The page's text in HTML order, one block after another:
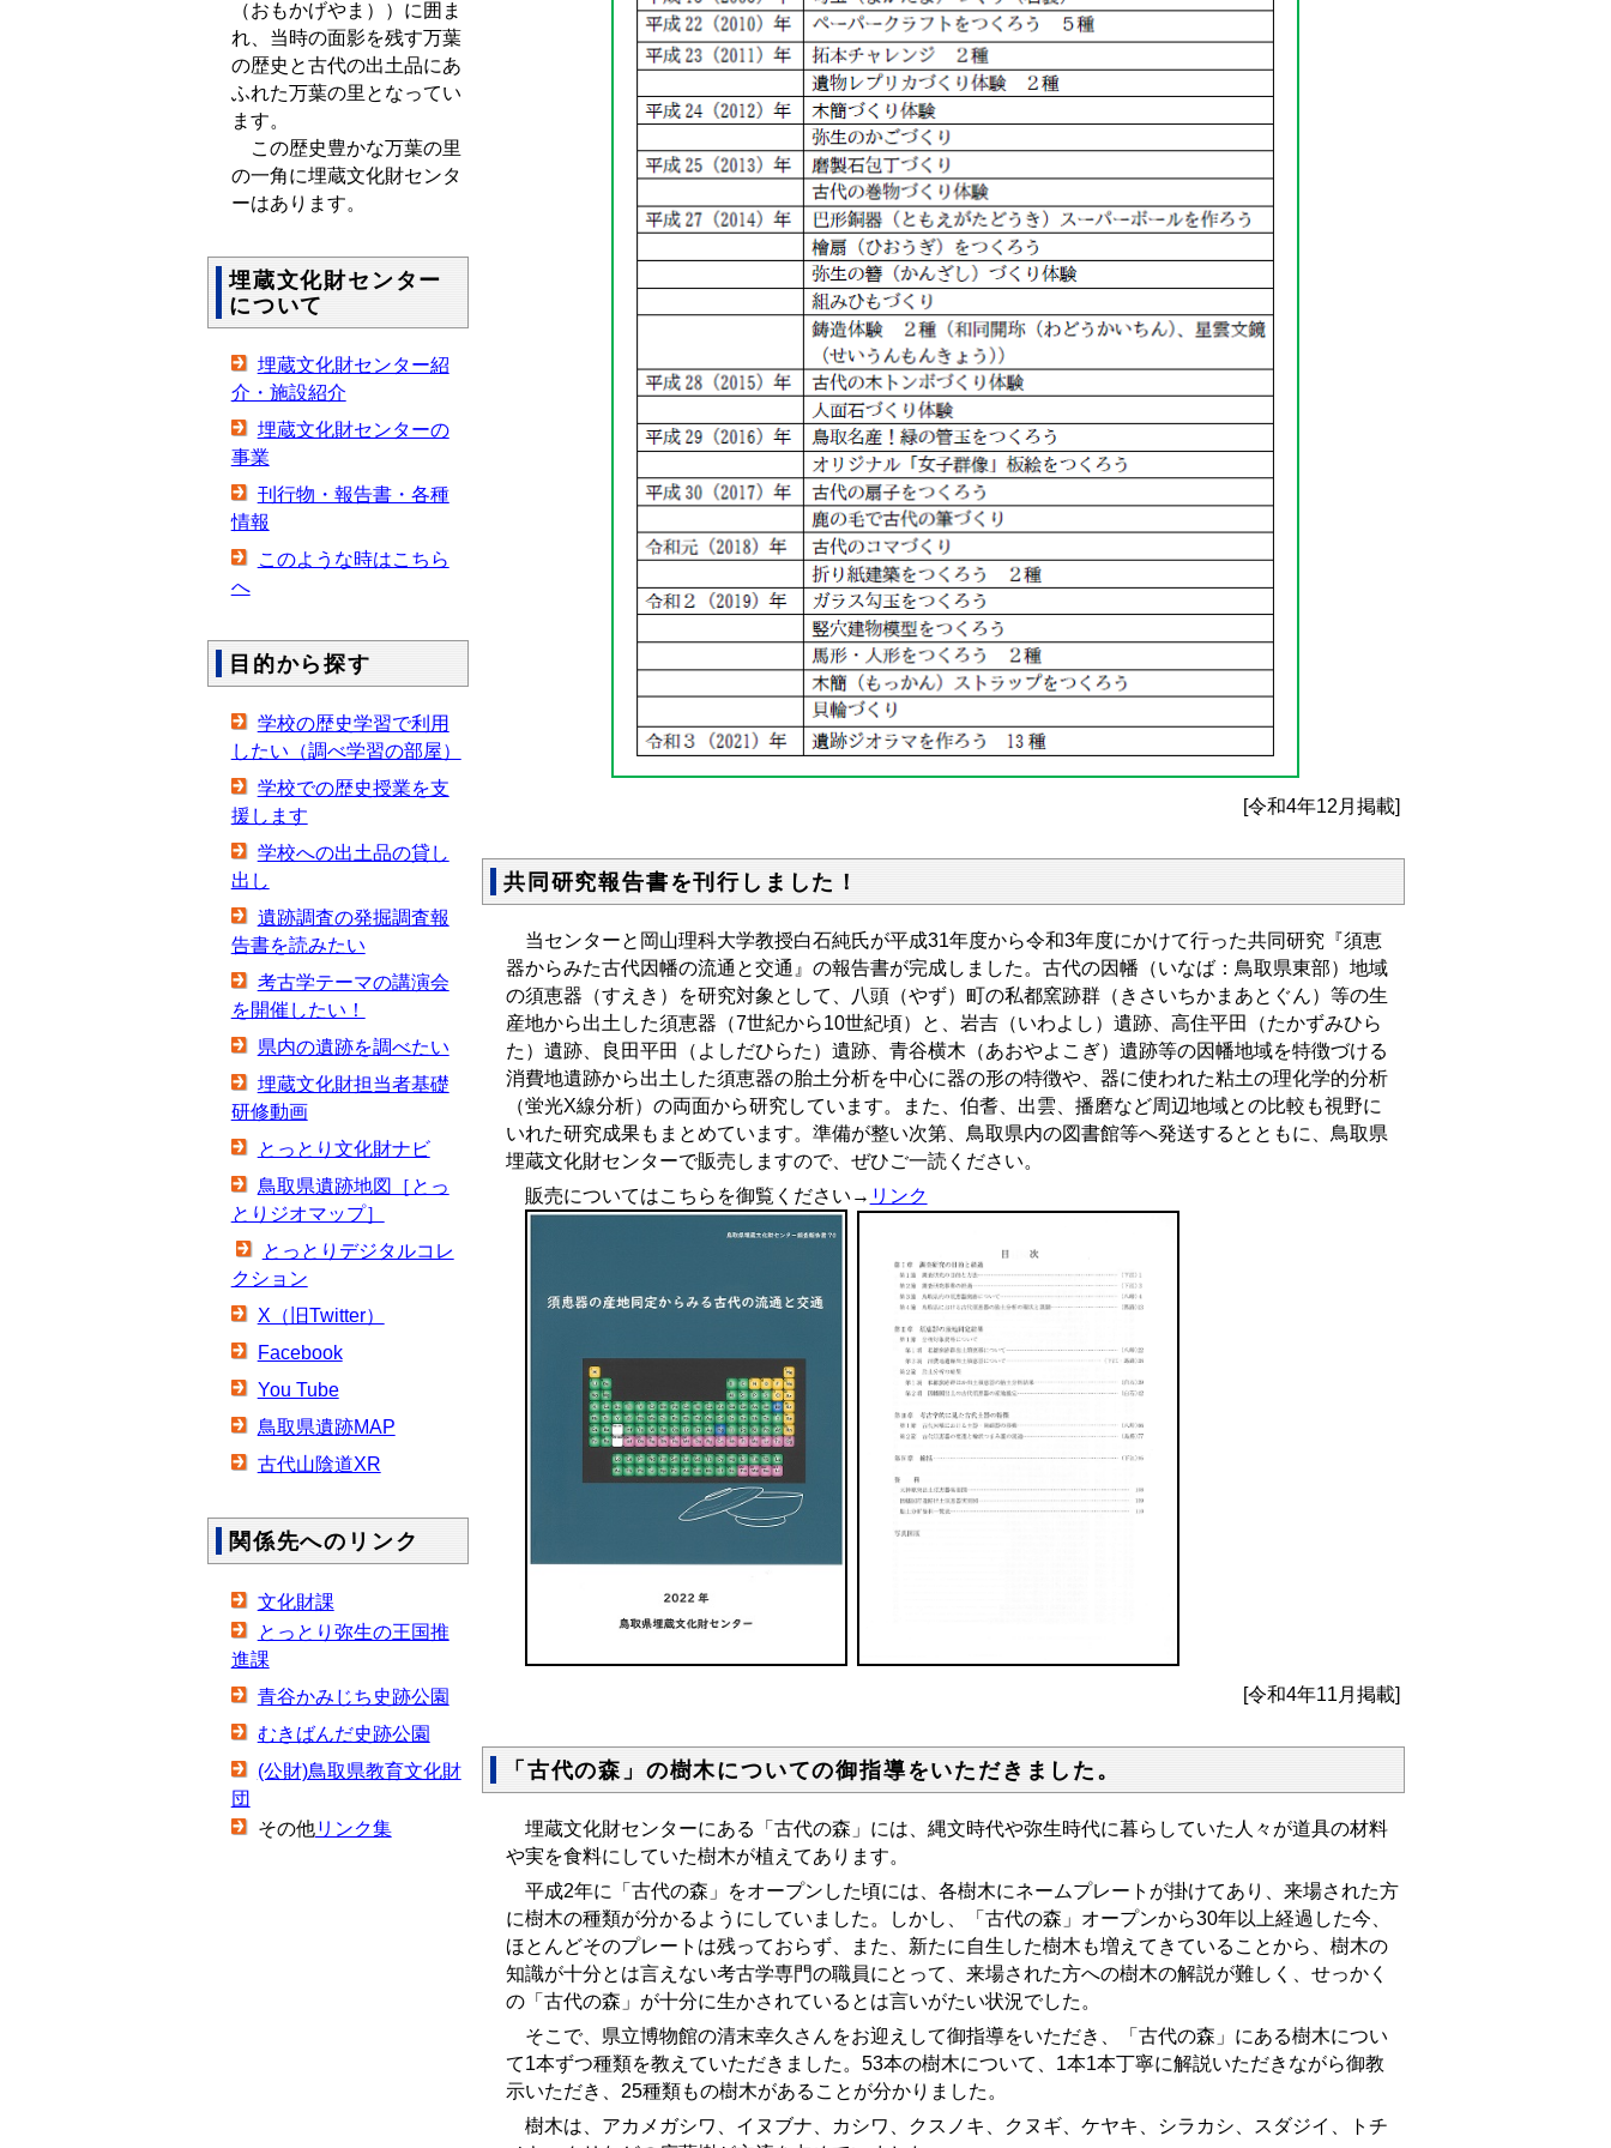
（おもかげやま））に囲ま
れ、当時の面影を残す万葉
の歴史と古代の出土品にあ
ふれた万葉の里となってい
ます。
この歴史豊かな万葉の里
の一角に埋蔵文化財センタ
ーはあります。
埋蔵文化財センター
について
埋蔵文化財センター紹
介・施設紹介
埋蔵文化財センターの
事業
刊行物・報告書・各種
情報
このような時はこちら
へ
目的から探す
学校の歴史学習で利用
したい（調べ学習の部屋）
学校での歴史授業を支
援します
学校への出土品の貸し
出し
遺跡調査の発掘調査報
告書を読みたい
考古学テーマの講演会
を開催したい！
県内の遺跡を調べたい
埋蔵文化財担当者基礎
研修動画
とっとり文化財ナビ
鳥取県遺跡地図［とっ
とりジオマップ］
とっとりデジタルコレ
クション
X（旧Twitter）
Facebook
You Tube
鳥取県遺跡MAP
古代山陰道XR
関係先へのリンク
文化財課
とっとり弥生の王国推
進課
青谷かみじち史跡公園
むきばんだ史跡公園
(公財)鳥取県教育文化財
団
その他リンク集
[令和4年12月掲載]
共同研究報告書を刊行しました！
当センターと岡山理科大学教授白石純氏が平成31年度から令和3年度にかけて行った共同研究『須恵
器からみた古代因幡の流通と交通』の報告書が完成しました。古代の因幡（いなば：鳥取県東部）地域
の須恵器（すえき）を研究対象として、八頭（やず）町の私都窯跡群（きさいちかまあとぐん）等の生
産地から出土した須恵器（7世紀から10世紀頃）と、岩吉（いわよし）遺跡、高住平田（たかずみひら
た）遺跡、良田平田（よしだひらた）遺跡、青谷横木（あおやよこぎ）遺跡等の因幡地域を特徴づける
消費地遺跡から出土した須恵器の胎土分析を中心に器の形の特徴や、器に使われた粘土の理化学的分析
（蛍光X線分析）の両面から研究しています。また、伯耆、出雲、播磨など周辺地域との比較も視野に
いれた研究成果もまとめています。準備が整い次第、鳥取県内の図書館等へ発送するとともに、鳥取県
埋蔵文化財センターで販売しますので、ぜひご一読ください。
販売についてはこちらを御覧ください→ リンク
[令和4年11月掲載]
「古代の森」の樹木についての御指導をいただきました。
埋蔵文化財センターにある「古代の森」には、縄文時代や弥生時代に暮らしていた人々が道具の材料
や実を食料にしていた樹木が植えてあります。
平成2年に「古代の森」をオープンした頃には、各樹木にネームプレートが掛けてあり、来場された方
に樹木の種類が分かるようにしていました。しかし、「古代の森」オープンから30年以上経過した今、
ほとんどそのプレートは残っておらず、また、新たに自生した樹木も増えてきていることから、樹木の
知識が十分とは言えない考古学専門の職員にとって、来場された方への樹木の解説が難しく、せっかく
の「古代の森」が十分に生かされているとは言いがたい状況でした。
そこで、県立博物館の清末幸久さんをお迎えして御指導をいただき、「古代の森」にある樹木につい
て1本ずつ種類を教えていただきました。53本の樹木について、1本1本丁寧に解説いただきながら御教
示いただき、25種類もの樹木があることが分かりました。
樹木は、アカメガシワ、イヌブナ、カシワ、クスノキ、クヌギ、ケヤキ、シラカシ、スダジイ、トチ